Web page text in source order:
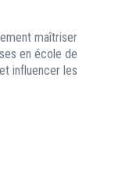
maîtriser
en école de
influencer les